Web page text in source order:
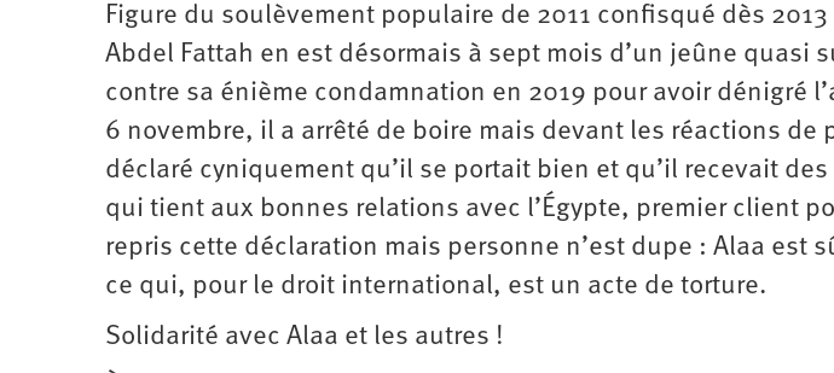
Figure du soulèvement populaire de 2011 confisqué dès
Abdel Fattah en est désormais à sept mois d’un jeûne quasi
contre sa énième condamnation en 2019 pour avoir dénigré
6 novembre, il a arrêté de boire mais devant les réactions de
déclaré cyniquement qu’il se portait bien et qu’il recevait
qui tient aux bonnes relations avec l’Égypte, premier client
repris cette déclaration mais personne n’est dupe : Alaa est
ce qui, pour le droit international, est un acte de torture.
Solidarité avec Alaa et les autres !